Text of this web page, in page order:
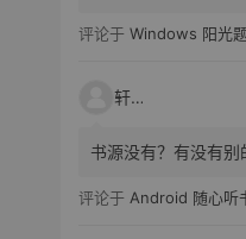
评论于 Windows 阳光题
轩爸
书源没有？有没有别
评论于 Android 随心听